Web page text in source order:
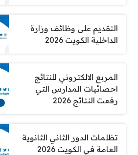
التقديم على وظائف وزارة
الداخلية الكويت 2026
المربع الالكتروني للنتائج
احصائيات المدارس التي
رفعت النتائج 2026
تظلمات الدور الثاني الثانوية
العامة في الكويت 2026